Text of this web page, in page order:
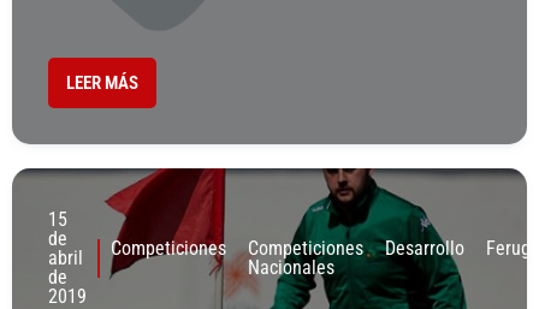
LEER MÁS
15
de
abril
de
2019
Competiciones
Competiciones
Nacionales
Desarrollo